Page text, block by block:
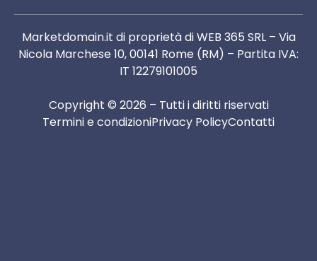
Marketdomain.it di proprietà di WEB 365 SRL – Via
Nicola Marchese 10, 00141 Rome (RM) – Partita IVA:
IT 12279101005
Copyright © 2026 – Tutti i diritti riservati
Termini e condizioniPrivacy PolicyContatti